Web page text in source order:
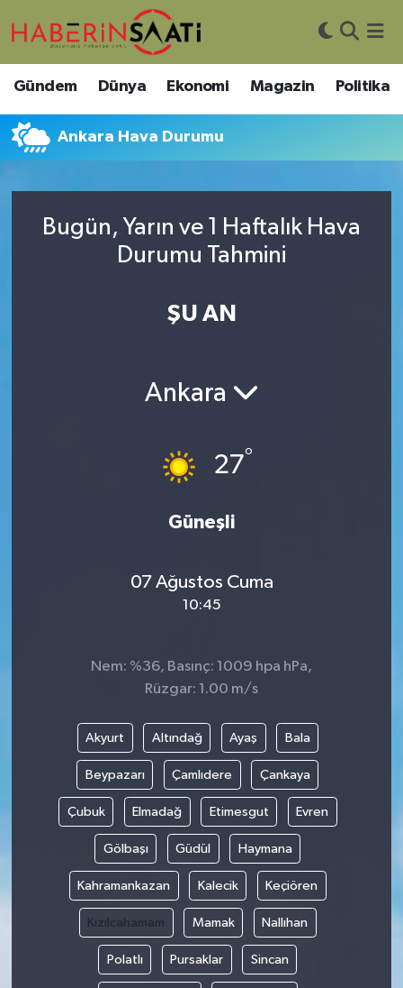
Gündem Dünya Ekonomi Magazin Politika
Ankara Hava Durumu
Bugün, Yarın ve 1 Haftalık Hava
Durumu Tahmini
ŞU AN
Ankara
27°
Güneşli
07 Ağustos Cuma
10:45
Nem: %36, Basınç: 1009 hpa hPa,
Rüzgar: 1.00 m/s
Akyurt Altındağ Ayaş Bala
Beypazarı Çamlıdere Çankaya
Çubuk Elmadağ Etimesgut Evren
Gölbaşı Güdül Haymana
Kahramankazan Kalecik Keçiören
Kızılcahamam Mamak Nallıhan
Polatlı Pursaklar Sincan
Asayiş
Bilim ve Teknoloji
Çevre
Politika
Siyaset
Spor
Nöbetçi Eczaneler
Hava Durumu
Trafik Durumu
Tüm Manşetler